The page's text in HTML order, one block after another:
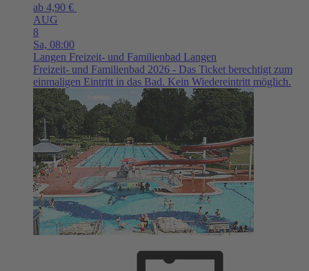
ab 4,90 €
AUG
8
Sa, 08:00
Langen Freizeit- und Familienbad Langen
Freizeit- und Familienbad 2026 - Das Ticket berechtigt zum
einmaligen Eintritt in das Bad. Kein Wiedereintritt möglich.